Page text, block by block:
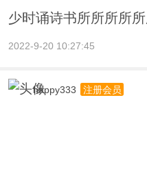
少时诵诗书所所所所
2022-9-20 10:27:45
happy333 注册会员